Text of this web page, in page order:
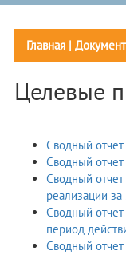
Главная|
Целевые
Сводный
Сводный
Сводный
реализации
Сводный
период
Сводный